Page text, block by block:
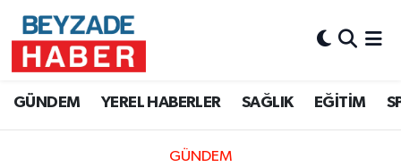
GÜNDEM YEREL HABERLER SAĞLIK EĞİTİM
GÜNDEM
Hava Durumu
Süper Lig Puan Durumu ve Fikstür